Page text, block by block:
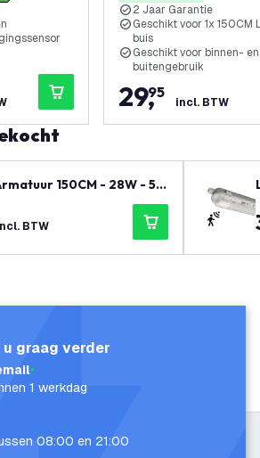
2 Jaar Garantie
Geschikt voor 1x 150CM
buis
Geschikt voor binnen- en
buitengebruik
29,
95
incl. BTW
150CM - 28W - 51
- 6500K - High Efficiency
Label B - IP65 - Incl. LED
BTW
graag verder
1 werkdag
08:00 en 21:00